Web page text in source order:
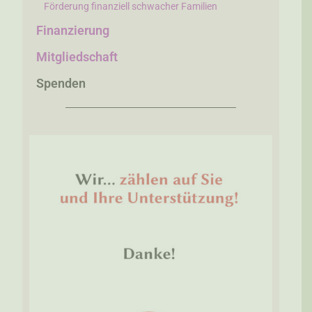
Förderung finanziell schwacher Familien
Finanzierung
Mitgliedschaft
Spenden